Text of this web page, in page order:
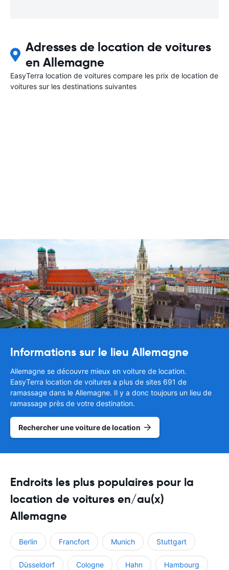
Adresses de location de voitures
en Allemagne
EasyTerra location de voitures compare les prix de location de
voitures sur les destinations suivantes
Informations sur le lieu Allemagne
Allemagne se découvre mieux en voiture de location.
EasyTerra location de voitures a plus de sites 691 de
ramassage dans le Allemagne. Il y a donc toujours un lieu de
ramassage près de votre destination.
Rechercher une voiture de location
Endroits les plus populaires pour la
location de voitures en/au(x)
Allemagne
Berlin Francfort Munich Stuttgart
Düsseldorf Cologne Hahn Hambourg